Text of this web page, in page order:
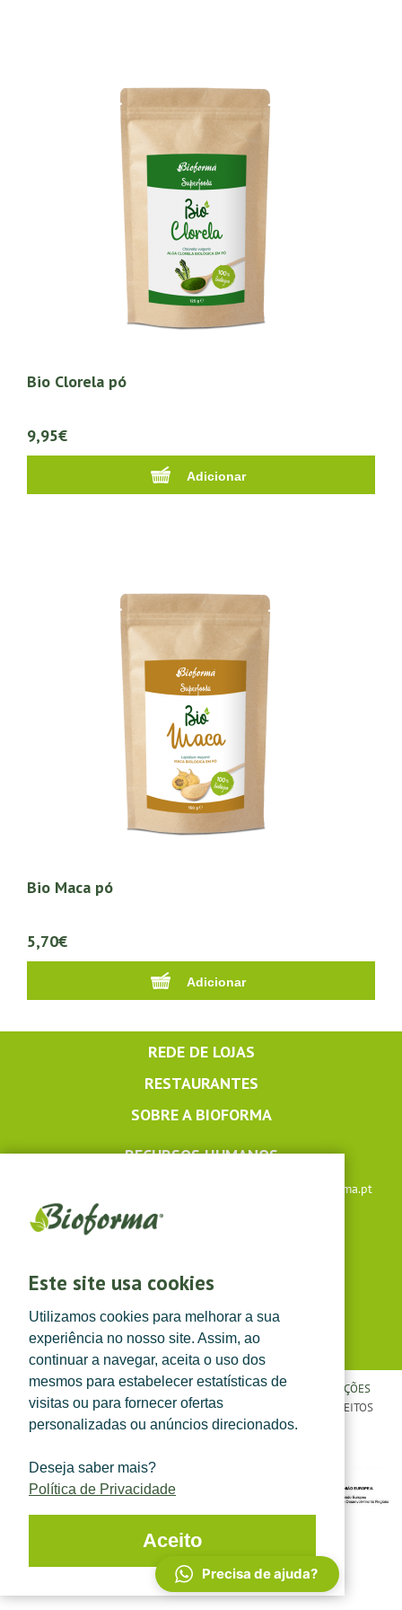
Este site usa cookies
Utilizamos cookies para melhorar a sua
experiência no nosso site. Assim, ao
continuar a navegar, aceita o uso dos
mesmos para estabelecer estatísticas de
visitas ou para fornecer ofertas
personalizadas ou anúncios direcionados.
Deseja saber mais?
Política de Privacidade
Aceito
Bio Clorela pó
9,95€
Bio Maca pó
5,70€
REDE DE LOJAS
RESTAURANTES
SOBRE A BIOFORMA
RECURSOS HUMANOS
lojaonline@bioforma.pt
(dias úteis das 8h30 às 13h e das 14h às 17h30)
POLÍTICA DE PRIVACIDADE|TERMOS E CONDIÇÕES
CONDIÇÕES
GERAIS DE VENDA | ©TOPFARMA, LDA. 2022.
TODOS OS DIREITOS
RESERVADOS.
Precisa de ajuda?